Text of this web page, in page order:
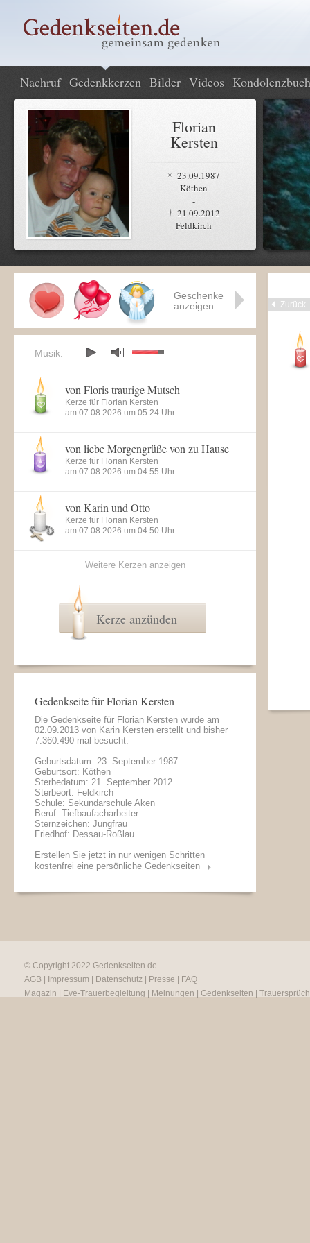
Nachruf Gedenkkerzen Bilder Videos Kondolenzbuch
Florian
Kersten
23.09.1987
Köthen
-
21.09.2012
Feldkirch
Zurück
Geschenke
anzeigen
Musik:
von Floris traurige Mutsch
Kerze für Florian Kersten
am 07.08.2026 um 05:24 Uhr
von liebe Morgengrüße von zu Hause
Kerze für Florian Kersten
am 07.08.2026 um 04:55 Uhr
von Karin und Otto
Kerze für Florian Kersten
am 07.08.2026 um 04:50 Uhr
Weitere Kerzen anzeigen
Kerze anzünden
Gedenkseite für Florian Kersten
Die Gedenkseite für Florian Kersten wurde am
02.09.2013 von Karin Kersten erstellt und bisher
7.360.490 mal besucht.
Geburtsdatum: 23. September 1987
Geburtsort: Köthen
Sterbedatum: 21. September 2012
Sterbeort: Feldkirch
Schule: Sekundarschule Aken
Beruf: Tiefbaufacharbeiter
Sternzeichen: Jungfrau
Friedhof: Dessau-Roßlau
Erstellen Sie jetzt in nur wenigen Schritten
kostenfrei eine persönliche Gedenkseiten
© Copyright 2022 Gedenkseiten.de
AGB
Impressum Datenschutz Presse
FAQ
Magazin
Eve-Trauerbegleitung Meinungen Gedenkseiten